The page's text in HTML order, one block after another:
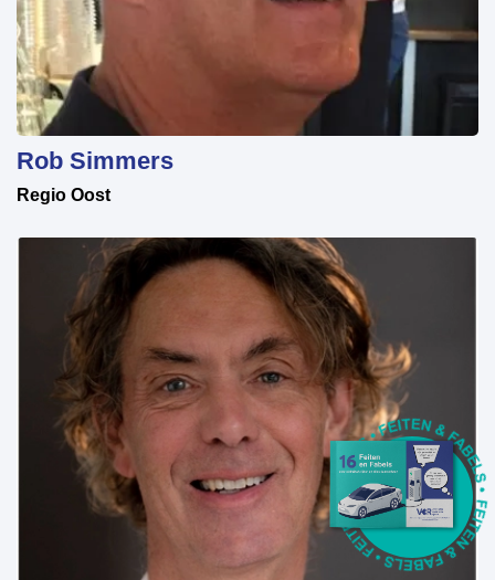
Rob Simmers
Regio Oost